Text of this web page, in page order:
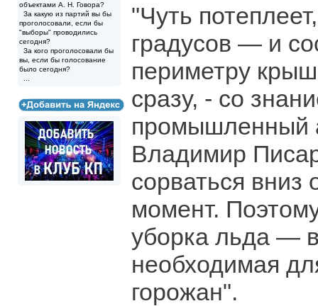
объектами А. Н. Говора?
За какую из партий вы бы
проголосовали, если бы
"выборы" проводились
сегодня?
За кого проголосовали бы
вы, если бы голосование
было сегодня?
"Чуть
градусов — и
периметру
сразу, - со
промышленный
Владимир
сорваться вниз
момент.
уборка льда —
необходимая
горожан".